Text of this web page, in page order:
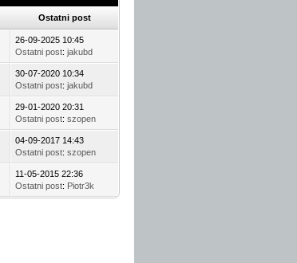
Ostatni post
26-09-2025 10:45
Ostatni post: jakubd
30-07-2020 10:34
Ostatni post: jakubd
29-01-2020 20:31
Ostatni post: szopen
04-09-2017 14:43
Ostatni post: szopen
11-05-2015 22:36
Ostatni post: Piotr3k